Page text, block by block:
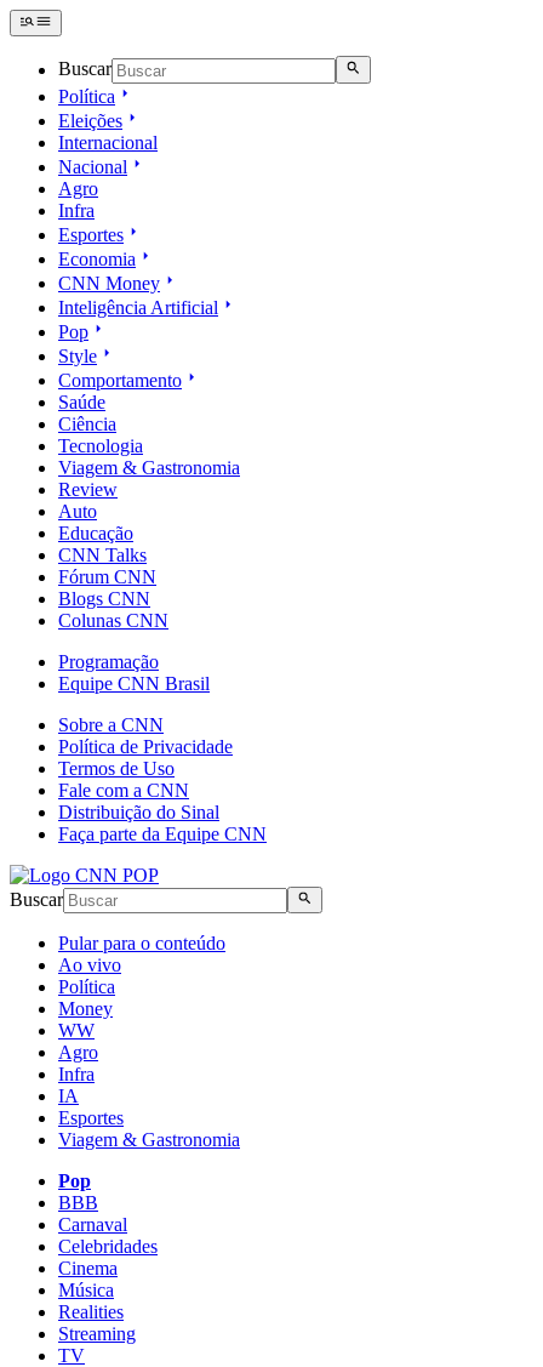
Buscar
Política
Eleições
Internacional
Nacional
Agro
Infra
Esportes
Economia
CNN Money
Inteligência Artificial
Pop
Style
Comportamento
Saúde
Ciência
Tecnologia
Viagem & Gastronomia
Review
Auto
Educação
CNN Talks
Fórum CNN
Blogs CNN
Colunas CNN
Programação
Equipe CNN Brasil
Sobre a CNN
Política de Privacidade
Termos de Uso
Fale com a CNN
Distribuição do Sinal
Faça parte da Equipe CNN
Buscar
Pular para o conteúdo
Ao vivo
Política
Money
WW
Agro
Infra
IA
Esportes
Viagem & Gastronomia
Pop
BBB
Carnaval
Celebridades
Cinema
Música
Realities
Streaming
TV